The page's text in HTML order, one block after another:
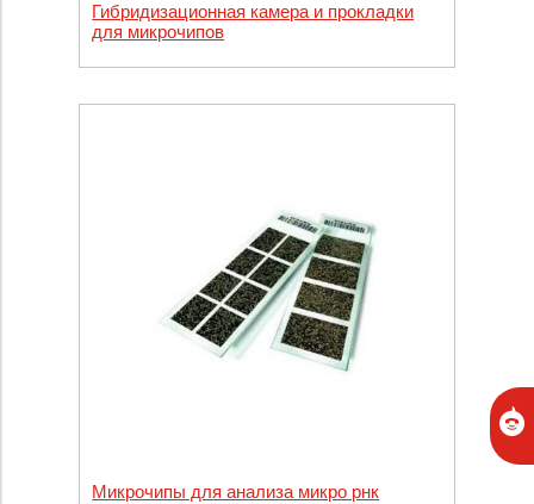
Гибридизационная камера и прокладки
для микрочипов
Микрочипы для анализа микро рнк